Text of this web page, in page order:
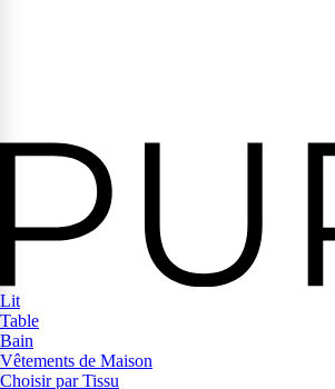
Lit
Table
Bain
Vêtements de Maison
Choisir par Tissu